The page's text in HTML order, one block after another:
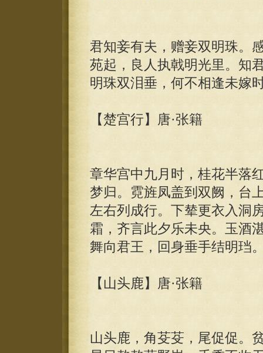
君知妾有夫，赠妾双明珠。
苑起，良人执戟明光里。知
明珠双泪垂，何不相逢未嫁
【楚宫行】唐·张籍
章华宫中九月时，桂花半落
梦归。霓旌凤盖到双阙，台
左右列成行。下辇更衣入洞
霜，齐言此夕乐未央。玉酒
舞向君王，回身垂手结明珰
【山头鹿】唐·张籍
山头鹿，角芟芟，尾促促。